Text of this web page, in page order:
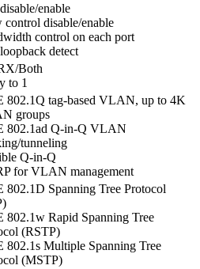
enable
control disable/enable
control on each port
detect
Both
to 1
802.1Q tag-based VLAN, up to 4K
groups
802.1ad Q-in-Q VLAN
tunneling
Q-in-Q
for VLAN management
802.1D Spanning Tree Protocol
802.1w Rapid Spanning Tree
(RSTP)
802.1s Multiple Spanning Tree
(MSTP)